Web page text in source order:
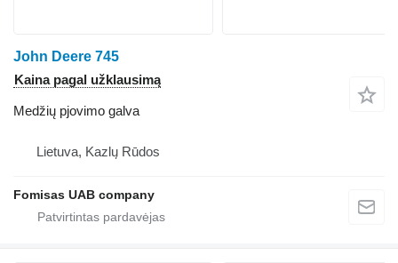
John Deere 745
Kaina pagal užklausimą
Medžių pjovimo galva
Lietuva, Kazlų Rūdos
Fomisas UAB company